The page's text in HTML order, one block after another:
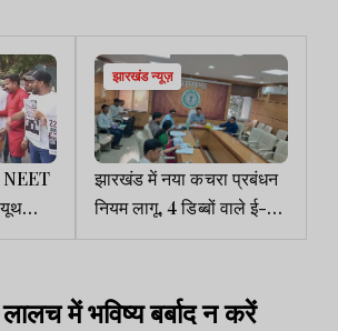
व
झारखंड न्यूज़
झारखंड में नया कचरा प्रबंधन
नियम लागू, 4 डिब्बों वाले ई-
रिक्शा से होगा कलेक्शन
में भविष्य बर्बाद न करें